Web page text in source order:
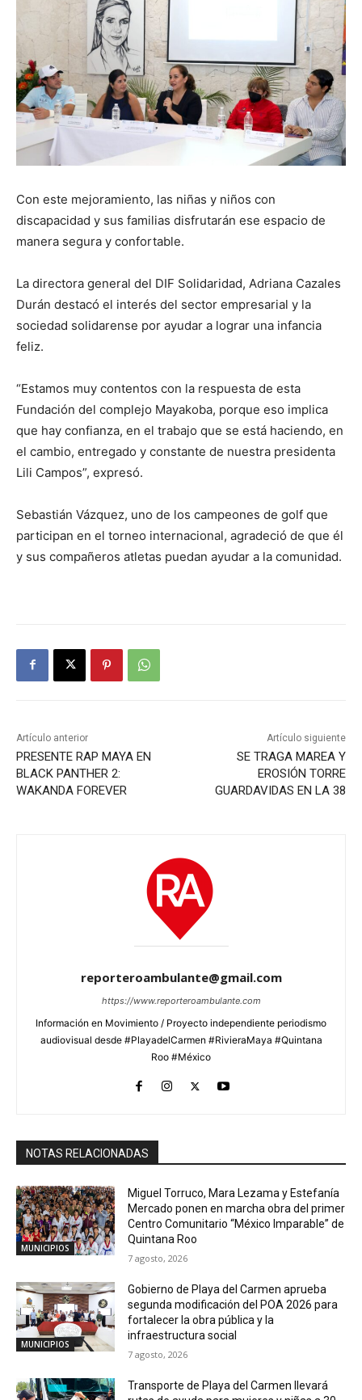
Con este mejoramiento, las niñas y niños con
discapacidad y sus familias disfrutarán ese espacio de
manera segura y confortable.
La directora general del DIF Solidaridad, Adriana Cazales
Durán destacó el interés del sector empresarial y la
sociedad solidarense por ayudar a lograr una infancia
feliz.
“Estamos muy contentos con la respuesta de esta
Fundación del complejo Mayakoba, porque eso implica
que hay confianza, en el trabajo que se está haciendo, en
el cambio, entregado y constante de nuestra presidenta
Lili Campos”, expresó.
Sebastián Vázquez, uno de los campeones de golf que
participan en el torneo internacional, agradeció de que él
y sus compañeros atletas puedan ayudar a la comunidad.
Artículo anterior
PRESENTE RAP MAYA EN
BLACK PANTHER 2:
WAKANDA FOREVER
Artículo siguiente
SE TRAGA MAREA Y
EROSIÓN TORRE
GUARDAVIDAS EN LA 38
reporteroambulante@gmail.com
https://www.reporteroambulante.com
Información en Movimiento / Proyecto independiente periodismo
audiovisual desde #PlayadelCarmen #RivieraMaya #Quintana
Roo #México
NOTAS RELACIONADAS
MUNICIPIOS
Miguel Torruco, Mara Lezama y Estefanía
Mercado ponen en marcha obra del primer
Centro Comunitario “México Imparable” de
Quintana Roo
7 agosto, 2026
MUNICIPIOS
Gobierno de Playa del Carmen aprueba
segunda modificación del POA 2026 para
fortalecer la obra pública y la
infraestructura social
7 agosto, 2026
Transporte de Playa del Carmen llevará